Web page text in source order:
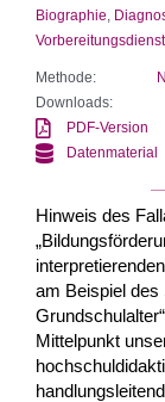
Biographie
Vorbereitungsdienst
Methode:
Downloads:
PDF-Version
Datenmaterial
Hinweis des
am Beispiel des
Mittelpunkt